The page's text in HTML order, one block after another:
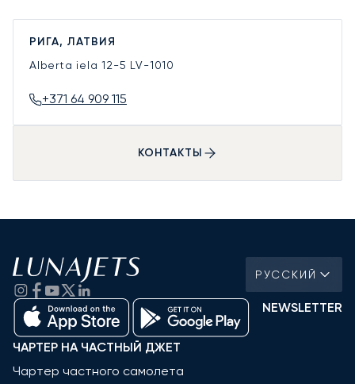
РИГА, ЛАТВИЯ
Alberta iela 12-5 LV-1010
+371 64 909 115
КОНТАКТЫ
РУССКИЙ
NEWSLETTER
ЧАРТЕР НА ЧАСТНЫЙ ДЖЕТ
Чартер частного самолета